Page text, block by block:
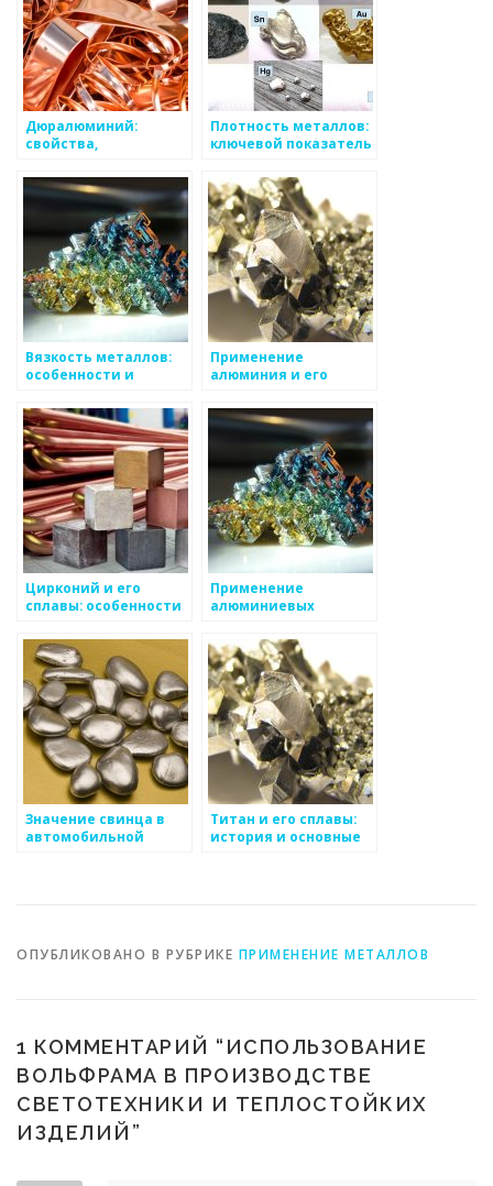
Дюралюминий:
свойства,
основные
достоинства
Плотность металлов:
ключевой показатель
веса и объема
материала
Вязкость металлов:
особенности и
Применение
алюминия и его
промышленности
Цирконий и его
сплавы: особенности
Применение
алюминиевых
космической
промышленности
Значение свинца в
автомобильной
Титан и его сплавы:
история и основные
ОПУБЛИКОВАНО В РУБРИКЕ ПРИМЕНЕНИЕ МЕТАЛЛОВ
1 КОММЕНТАРИЙ “ ИСПОЛЬЗОВАНИЕ
ВОЛЬФРАМА В ПРОИЗВОДСТВЕ
СВЕТОТЕХНИКИ И ТЕПЛОСТОЙКИХ
ИЗДЕЛИЙ ”